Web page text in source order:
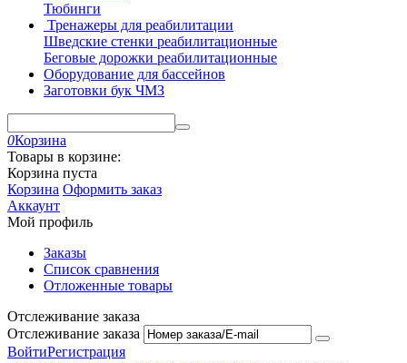
Тюбинги
Тренажеры для реабилитации
Шведские стенки реабилитационные
Беговые дорожки реабилитационные
Оборудование для бассейнов
Заготовки бук ЧМЗ
0Корзина
Товары в корзине:
Корзина пуста
Корзина Оформить заказ
Аккаунт
Мой профиль
Заказы
Список сравнения
Отложенные товары
Отслеживание заказа
Отслеживание заказа
ВойтиРегистрация